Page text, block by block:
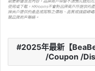
2025年最新【
/Coupon /